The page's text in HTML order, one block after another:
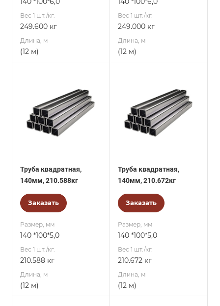
Вес 1 шт./кг.
249.600 кг
Длина, м
(12 м)
Вес 1 шт./кг.
249.000 кг
Длина, м
(12 м)
Труба квадратная,
140мм, 210.588кг
Заказать
Размер, мм
140 *100*5,0
Вес 1 шт./кг.
210.588 кг
Длина, м
(12 м)
Труба квадратная,
140мм, 210.672кг
Заказать
Размер, мм
140 *100*5,0
Вес 1 шт./кг.
210.672 кг
Длина, м
(12 м)